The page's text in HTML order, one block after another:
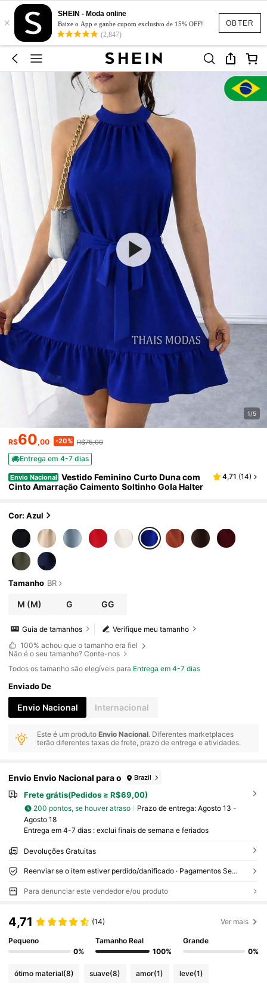
OBTER
×
SHEIN - Moda online
Baixe o App e ganhe cupom exclusivo de 15% OFF!
(2,847)
1/5
R$60,00 -20% R$75,00
Entrega em 4-7 dias
Envio Nacional Vestido Feminino Curto Duna com
Cinto Amarração Caimento Soltinho Gola Halter
4,71 (14)
Cor: Azul
Tamanho BR
M (M) G GG
Verifique meu tamanho
Guia de tamanhos
100% achou que o tamanho era fiel
Não é o seu tamanho? Conte-nos
Todos os tamanho são elegíveis para Entrega em 4-7 dias
Enviado De
Envio Nacional Internacional
Este é um produtoEnvio Nacional. Diferentes marketplaces
terão diferentes taxas de frete, prazo de entrega e atividades.
Envio Envio Nacional para o Brazil
Frete grátis(Pedidos ≥ R$69,00)
200 pontos, se houver atraso Prazo de entrega: Agosto 13 -
Agosto 18
Entrega em 4-7 dias : exclui finais de semana e feriados
Devoluções Gratuitas
Reenviar se o item estiver perdido/danificado · Pagamentos Seguros · Proteção de privacidade
Para denunciar este vendedor e/ou produto
4,71 (14) Ver mais
Pequeno
0%
Tamanho Real
100%
Grande
0%
ótimo material(8) suave(8) amor(1) leve(1)